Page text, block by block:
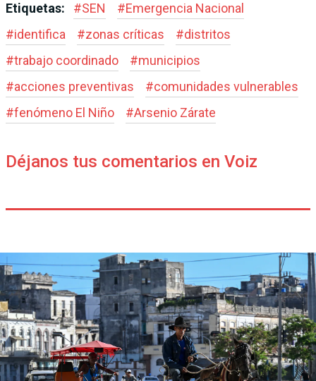
Etiquetas: #SEN #Emergencia Nacional
#identifica #zonas críticas #distritos
#trabajo coordinado #municipios
#acciones preventivas #comunidades vulnerables
#fenómeno El Niño #Arsenio Zárate
Déjanos tus comentarios en Voiz